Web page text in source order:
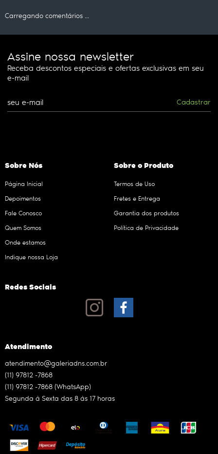
Carregando comentários ...
Assine nossa newsletter
Receba descontos especiais e ofertas exclusivas em seu
e-mail
Cadastrar
Sobre Nós
Página Inicial
Depoimentos
Fale Conosco
Quem Somos
Onde estamos
Indique nossa Loja
Sobre o Produto
Termos de Uso
Fretes e Entrega
Garantia dos produtos
Política de Privacidade
Redes Sociais
Atendimento
(11) 97812 -7868
(11) 97812 -7868 (WhatsApp)
Segunda à Sexta das 8 às 17 horas
atendimento@galeriadns.com.br